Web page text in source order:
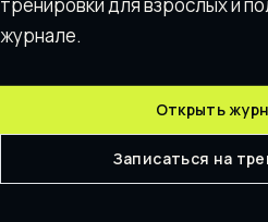
журнале.
Открыть
Записаться на